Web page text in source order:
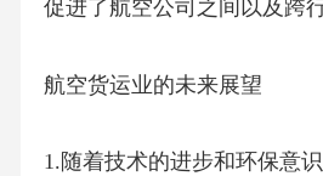
促进了航空公司之间以及跨
航空货运业的未来展望
1.随着技术的进步和环保意